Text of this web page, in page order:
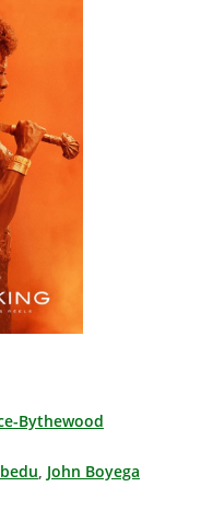
Bythewood
, John Boyega